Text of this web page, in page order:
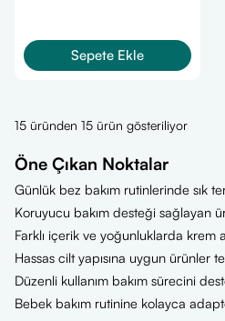
Sepete Ekle
15 üründen 15 ürün gösteriliyor
Öne Çıkan Noktalar
Günlük bez bakım rutinlerinde sık
Koruyucu bakım desteği sağlayan
Farklı içerik ve yoğunluklarda krem
Hassas cilt yapısına uygun ürünler
Düzenli kullanım bakım sürecini
Bebek bakım rutinine kolayca